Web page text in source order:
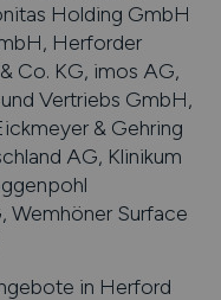
Holding GmbH
Herforder
Co. KG, imos AG,
Vertriebs GmbH,
& Gehring
AG, Klinikum
Wemhöner Surface
in Herford